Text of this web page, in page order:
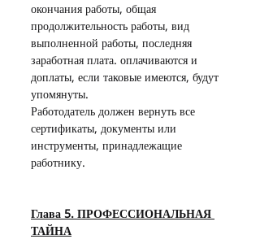
окончания работы, общая
продолжительность работы, вид
выполненной работы, последняя
заработная плата. оплачиваются и
доплаты, если таковые имеются, будут
упомянуты.
Работодатель должен вернуть все
сертификаты, документы или
инструменты, принадлежащие
работнику.
Глава 5. ПРОФЕССИОНАЛЬНАЯ
ТАЙНА